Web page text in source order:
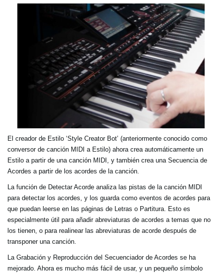
El creador de Estilo ‘Style Creator Bot’ (anteriormente conocido como
conversor de canción MIDI a Estilo) ahora crea automáticamente un
Estilo a partir de una canción MIDI, y también crea una Secuencia de
Acordes a partir de los acordes de la canción.
La función de Detectar Acorde analiza las pistas de la canción MIDI
para detectar los acordes, y los guarda como eventos de acordes para
que puedan leerse en las páginas de Letras o Partitura. Esto es
especialmente útil para añadir abreviaturas de acordes a temas que no
los tienen, o para realinear las abreviaturas de acorde después de
transponer una canción.
La Grabación y Reproducción del Secuenciador de Acordes se ha
mejorado. Ahora es mucho más fácil de usar, y un pequeño símbolo